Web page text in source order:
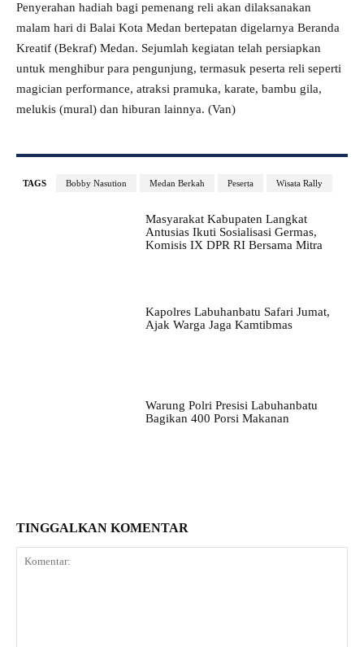
Penyerahan hadiah bagi pemenang reli akan dilaksanakan
malam hari di Balai Kota Medan bertepatan digelarnya Beranda
Kreatif (Bekraf) Medan. Sejumlah kegiatan telah persiapkan
untuk menghibur para pengunjung, termasuk peserta reli seperti
magician performance, atraksi pramuka, karate, bambu gila,
melukis (mural) dan hiburan lainnya. (Van)
TAGS Bobby Nasution Medan Berkah Peserta Wisata Rally
Masyarakat Kabupaten Langkat
Antusias Ikuti Sosialisasi Germas,
Komisis IX DPR RI Bersama Mitra
Kapolres Labuhanbatu Safari Jumat,
Ajak Warga Jaga Kamtibmas
Warung Polri Presisi Labuhanbatu
Bagikan 400 Porsi Makanan
TINGGALKAN KOMENTAR